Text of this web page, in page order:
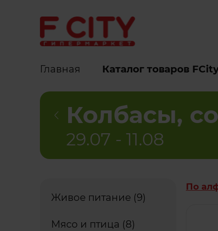
Главная Каталог товаров
Супра
Колбасы,
29.07 - 11.08
Живое питание (9)
Мясо и птица (8)
По